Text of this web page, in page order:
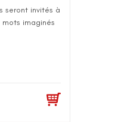
seront invités à
imaginés